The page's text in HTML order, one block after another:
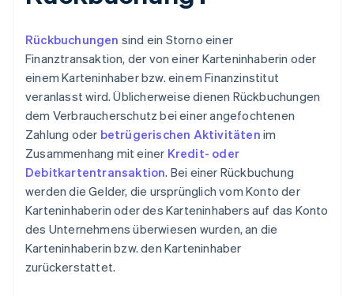
Rückbuchungen sind ein Storno einer
Finanztransaktion, der von einer Karteninhaberin oder
einem Karteninhaber bzw. einem Finanzinstitut
veranlasst wird. Üblicherweise dienen Rückbuchungen
dem Verbraucherschutz bei einer angefochtenen
Zahlung oder betrügerischen Aktivitäten im
Zusammenhang mit einer Kredit- oder
Debitkartentransaktion. Bei einer Rückbuchung
werden die Gelder, die ursprünglich vom Konto der
Karteninhaberin oder des Karteninhabers auf das Konto
des Unternehmens überwiesen wurden, an die
Karteninhaberin bzw. den Karteninhaber
zurückerstattet.